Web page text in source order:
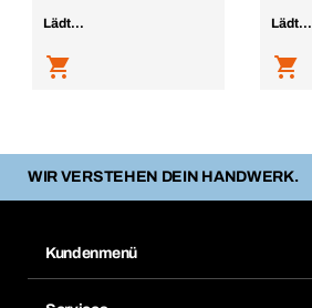
Lädt... Lädt...
WIR VERSTEHEN DEIN HANDWERK.
Kundenmenü